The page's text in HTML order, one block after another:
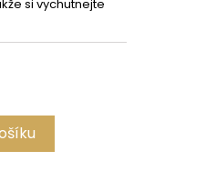
si vychutnejte